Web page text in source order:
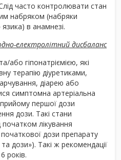
часто контролювати стан
набряком (набряки
в анамнезі.
електролітний дисбаланс
або гіпонатріємією, які
терапію діуретиками,
діарею або
симптомна артеріальна
прийому першої дози
дози. Такі стани
лікування
дози препарату
дози»). Такі ж рекомендації
років.